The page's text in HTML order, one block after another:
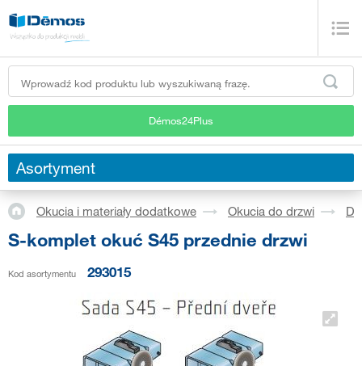
Démos24Plus
Asortyment
Okucia i materiały dodatkowe Okucia do drzwi
S-komplet okuć S45 przednie drzwi
Kod asortymentu 293015